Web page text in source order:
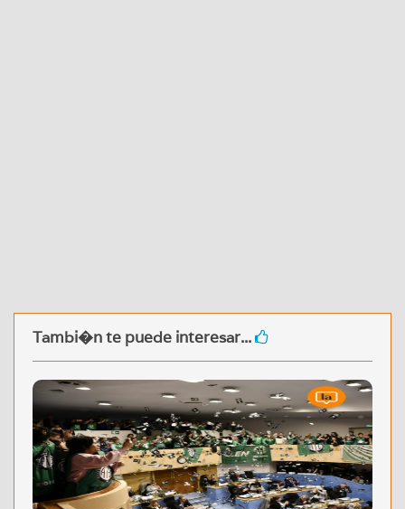
Tambi�n te puede interesar...